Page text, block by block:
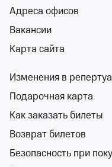
Билеты от 2
Девчата
Зимний театр Сочи
Адреса офисов
Вакансии
Карта сайта
Изменения в
Подарочная карта
Как заказать билеты
Возврат билетов
Безопасность при